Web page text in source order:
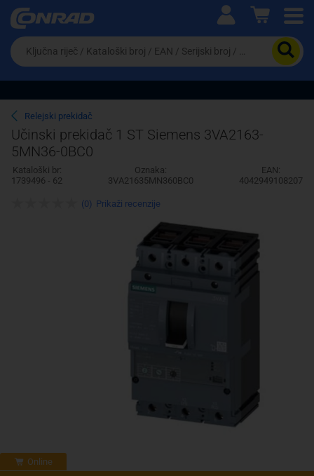
Ova postavka prilagođava asortiman proizvoda i
cijene vašim potrebama.
Pravno lice
Da
biste
potražili
proizvod,
unesite
ključnu
riječ,
kataloški
broj,
EAN
ili
Relejski prekidač
Učinski prekidač 1 ST Siemens 3VA2163-
5MN36-0BC0
Kataloški br:
1739496 - 62
Oznaka:
3VA21635MN360BC0
EAN:
4042949108207
Online
(0) Prikaži recenzije